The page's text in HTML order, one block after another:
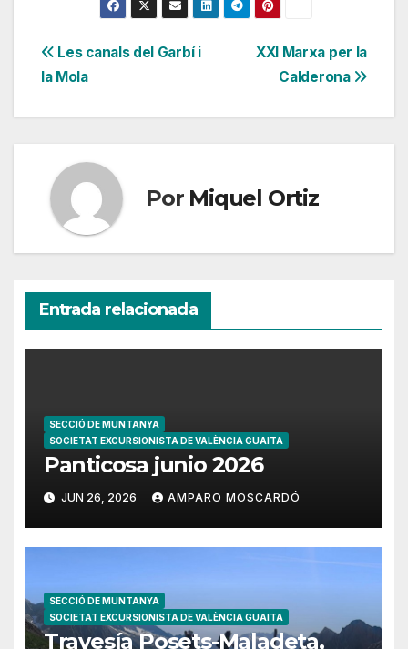
Navegación
XXI Marxa per la
Calderona
Les canals del Garbí i
la Mola
Por Miquel Ortiz
Entrada relacionada
SECCIÓ DE MUNTANYA
SOCIETAT EXCURSIONISTA DE VALÈNCIA GUAITA
Panticosa junio 2026
JUN 26, 2026 AMPARO MOSCARDÓ
SECCIÓ DE MUNTANYA
SOCIETAT EXCURSIONISTA DE VALÈNCIA GUAITA
Travesía Posets-Maladeta,